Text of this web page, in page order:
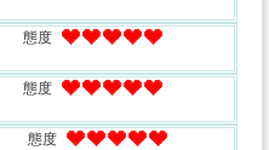
態度
態度
態度